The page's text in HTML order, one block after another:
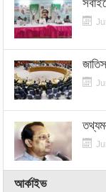
আর্কাইভ